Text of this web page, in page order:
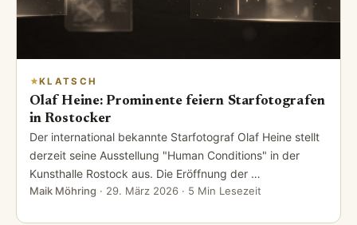
KLATSCH
Olaf Heine: Prominente feiern Starfotografen
in Rostocker
Der international bekannte Starfotograf Olaf Heine stellt
derzeit seine Ausstellung "Human Conditions" in der
Kunsthalle Rostock aus. Die Eröffnung der …
Maik Möhring · 29. März 2026 · 5 Min Lesezeit